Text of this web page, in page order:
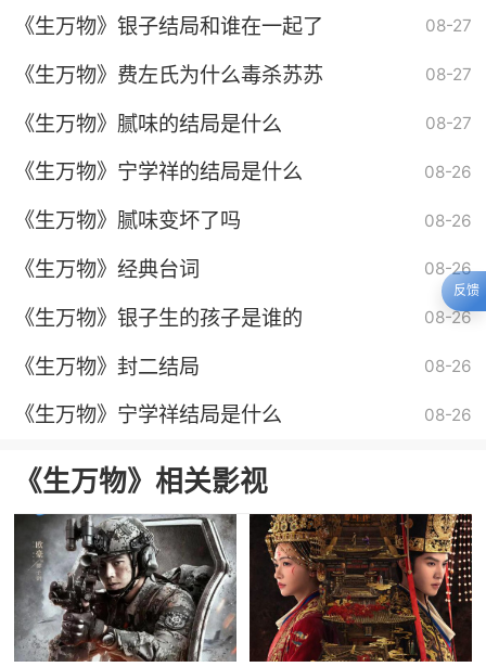
《生万物》银子结局和谁在一起了 08-27
《生万物》费左氏为什么毒杀苏苏 08-27
《生万物》腻味的结局是什么 08-27
《生万物》宁学祥的结局是什么 08-26
《生万物》腻味变坏了吗 08-26
《生万物》经典台词 08-26
《生万物》银子生的孩子是谁的 08-26
《生万物》封二结局 08-26
《生万物》宁学祥结局是什么 08-26
《生万物》相关影视
反馈